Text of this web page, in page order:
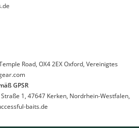
Road, OX4 2EX Oxford, Vereinigtes
GPSR
1, 47647 Kerken, Nordrhein-Westfalen,
baits.de